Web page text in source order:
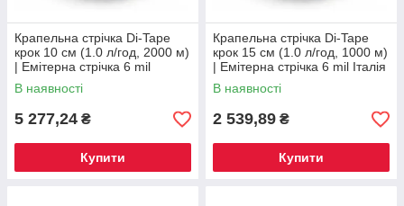
Крапельна стрічка Di-Tape
крок 10 см (1.0 л/год, 2000 м)
| Емітерна стрічка 6 mil
Туреччина для великих полів
В наявності
5 277,24 ₴
Купити
Крапельна стрічка Di-Tape
крок 15 см (1.0 л/год, 1000 м)
| Емітерна стрічка 6 mil Італія
для частого сіву
В наявності
2 539,89 ₴
Купити